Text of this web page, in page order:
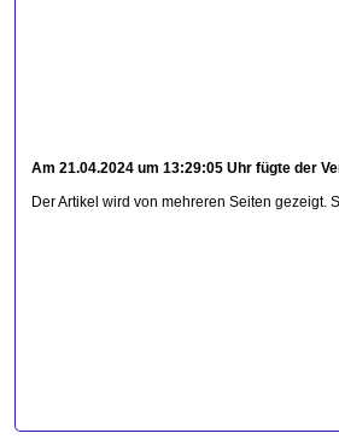
Am 21.04.2024 um 13:29:05 Uhr fügte der
Der Artikel wird von mehreren Seiten gezeigt.